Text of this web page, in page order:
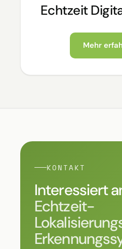
Echtzeit
Mehr
KONTAKT
Interessiert
Echtzeit-